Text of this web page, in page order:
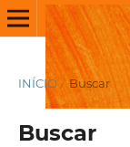
INÍCIO / Buscar
Buscar